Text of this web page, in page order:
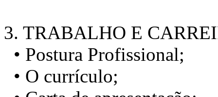
3. TRABALHO E
• Postura Profissional;
• O currículo;